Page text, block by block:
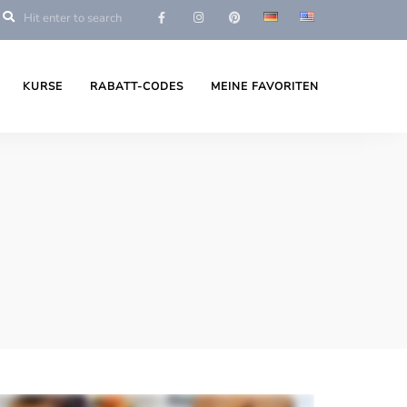
KURSE RABATT-CODES MEINE FAVORITEN